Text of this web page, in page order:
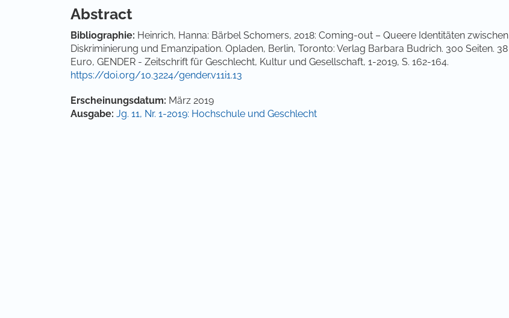
Abstract
Bibliographie: Heinrich, Hanna: Bärbel Schomers, 2018: Coming-out – Queere Identitäten zwischen
Diskriminierung und Emanzipation. Opladen, Berlin, Toronto: Verlag Barbara Budrich. 300 Seiten. 38
Euro, GENDER - Zeitschrift für Geschlecht, Kultur und Gesellschaft, 1-2019, S. 162-164.
https://doi.org/10.3224/gender.v11i1.13
Artikel-Details
Erscheinungsdatum: März 2019
Ausgabe: Jg. 11, Nr. 1-2019: Hochschule und Geschlecht